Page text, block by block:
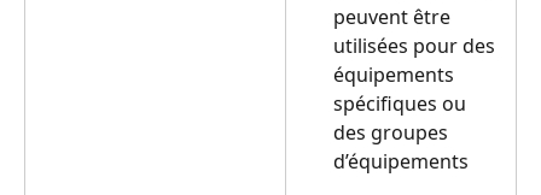
peuvent être
utilisées pour des
équipements
spécifiques ou
des groupes
d’équipements